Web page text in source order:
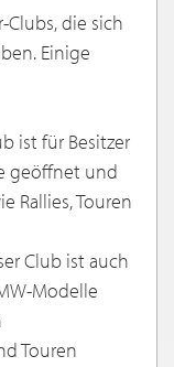
die sich
Einige
ist für Besitzer
geöffnet und
Rallies, Touren
Club ist auch
Modelle
Touren